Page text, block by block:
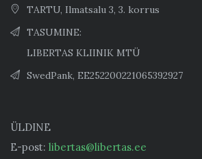
TARTU, Ilmatsalu 3, 3. korrus
TASUMINE:
LIBERTAS KLIINIK MTÜ
SwedPank, EE252200221065392927
ÜLDINE
E-post: libertas@libertas.ee